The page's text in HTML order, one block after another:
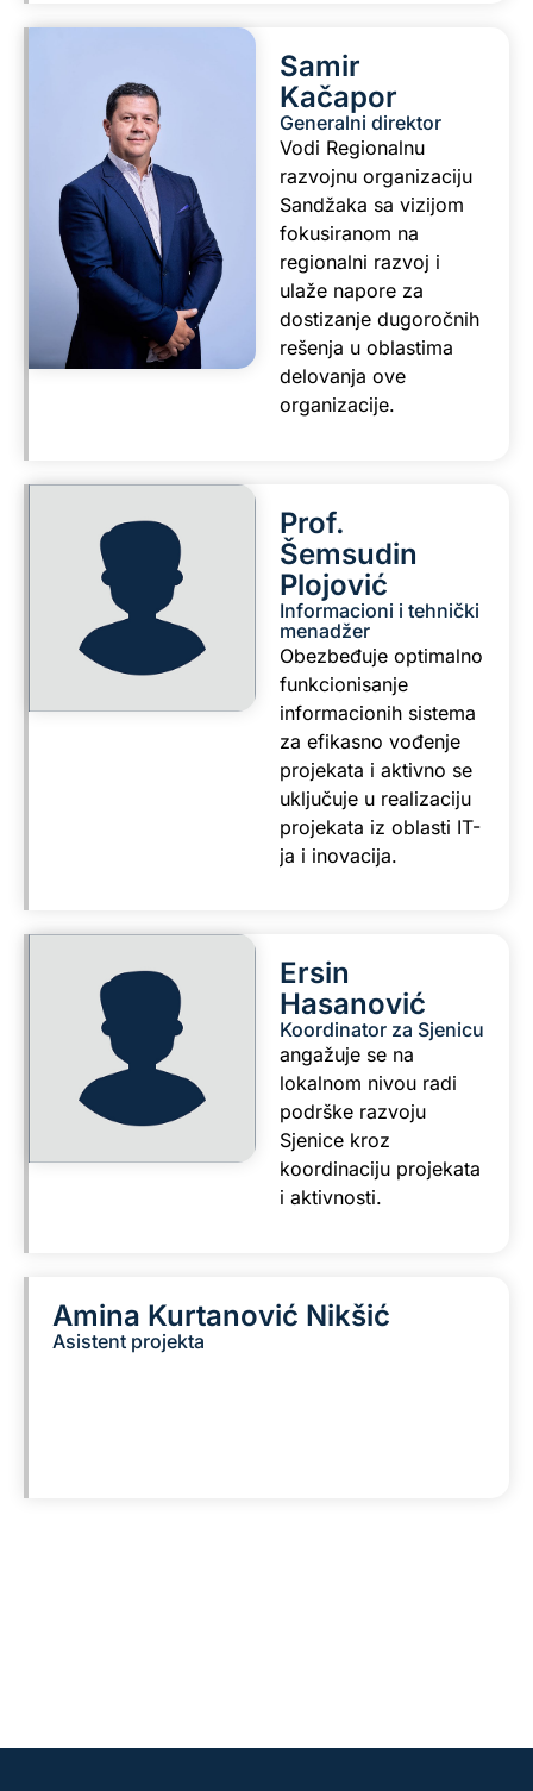
Samir
Kačapor
Generalni direktor
Vodi Regionalnu
razvojnu organizaciju
Sandžaka sa vizijom
fokusiranom na
regionalni razvoj i
ulaže napore za
dostizanje dugoročnih
rešenja u oblastima
delovanja ove
organizacije.
Prof.
Šemsudin
Plojović
Informacioni i tehnički
menadžer
Obezbeđuje optimalno
funkcionisanje
informacionih sistema
za efikasno vođenje
projekata i aktivno se
uključuje u realizaciju
projekata iz oblasti IT-
ja i inovacija.
Ersin
Hasanović
Koordinator za Sjenicu
angažuje se na
lokalnom nivou radi
podrške razvoju
Sjenice kroz
koordinaciju projekata
i aktivnosti.
Amina Kurtanović Nikšić
Asistent projekta